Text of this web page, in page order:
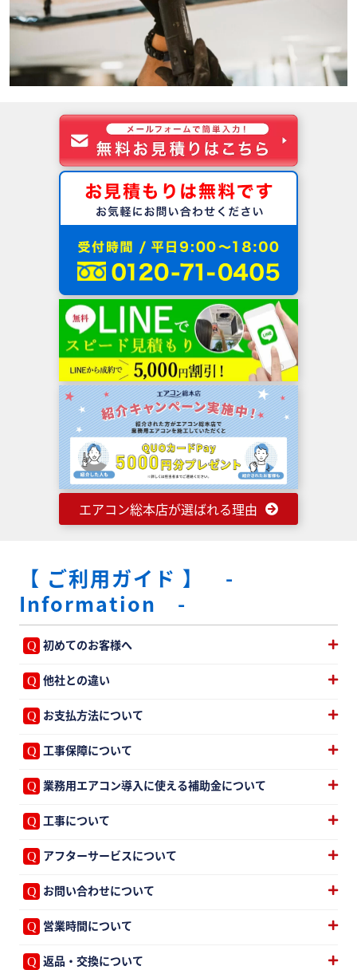
エアコン総本店が選ばれる理由
【 ご利用ガイド 】 -
Information -
初めてのお客様へ
他社との違い
お支払方法について
工事保障について
業務用エアコン導入に使える補助金について
工事について
アフターサービスについて
お問い合わせについて
営業時間について
返品・交換について